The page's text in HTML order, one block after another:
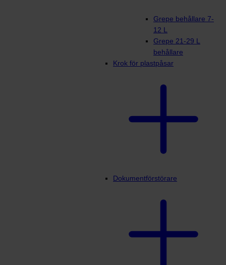
Grepe behållare 7-
12 L
Grepe 21-29 L
behållare
Krok för plastpåsar
Dokumentförstörare